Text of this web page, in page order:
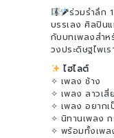
ร่วมรำลึก
บรรเลง ศิลปิน
กับบทเพลงสำห
วงประดิษฐไพเ
ไฮไลต์
✧ เพลง ช้าง
✧ เพลง ลาวเสี่
✧ เพลง อยากเ
✧ นิทานเพลง
✧ พร้อมทั้งเพล